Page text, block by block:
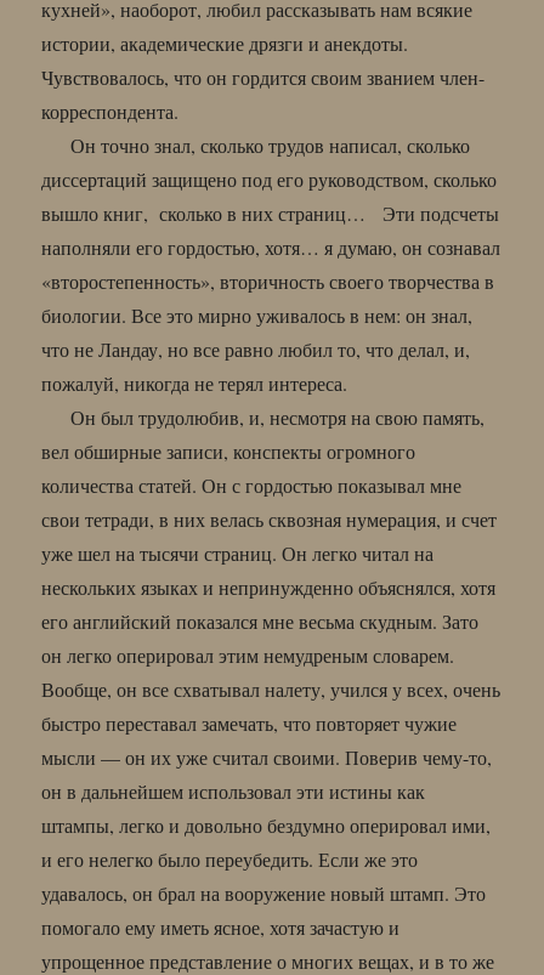
кухней», наоборот, любил рассказывать нам всякие
истории, академические дрязги и анекдоты.
Чувствовалось, что он гордится своим званием член-
корреспондента.
Он точно знал, сколько трудов написал, сколько
диссертаций защищено под его руководством, сколько
вышло книг, сколько в них страниц… Эти подсчеты
наполняли его гордостью, хотя… я думаю, он сознавал
«второстепенность», вторичность своего творчества в
биологии. Все это мирно уживалось в нем: он знал,
что не Ландау, но все равно любил то, что делал, и,
пожалуй, никогда не терял интереса.
Он был трудолюбив, и, несмотря на свою память,
вел обширные записи, конспекты огромного
количества статей. Он с гордостью показывал мне
свои тетради, в них велась сквозная нумерация, и счет
уже шел на тысячи страниц. Он легко читал на
нескольких языках и непринужденно объяснялся, хотя
его английский показался мне весьма скудным. Зато
он легко оперировал этим немудреным словарем.
Вообще, он все схватывал налету, учился у всех, очень
быстро переставал замечать, что повторяет чужие
мысли — он их уже считал своими. Поверив чему-то,
он в дальнейшем использовал эти истины как
штампы, легко и довольно бездумно оперировал ими,
и его нелегко было переубедить. Если же это
удавалось, он брал на вооружение новый штамп. Это
помогало ему иметь ясное, хотя зачастую и
упрощенное представление о многих вещах, и в то же